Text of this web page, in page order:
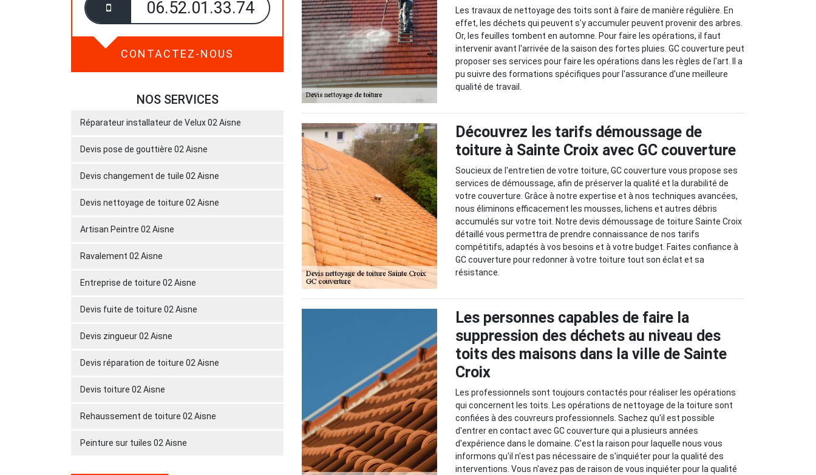
06.52.01.33.74
CONTACTEZ-NOUS
NOS SERVICES
Réparateur installateur de Velux 02 Aisne
Devis pose de gouttière 02 Aisne
Devis changement de tuile 02 Aisne
Devis nettoyage de toiture 02 Aisne
Artisan Peintre 02 Aisne
Ravalement 02 Aisne
Entreprise de toiture 02 Aisne
Devis fuite de toiture 02 Aisne
Devis zingueur 02 Aisne
Devis réparation de toiture 02 Aisne
Devis toiture 02 Aisne
Rehaussement de toiture 02 Aisne
Peinture sur tuiles 02 Aisne
Les travaux de nettoyage des toits sont à faire de manière régulière. En
effet, les déchets qui peuvent s'y accumuler peuvent provenir des arbres.
Or, les feuilles tombent en automne. Pour faire les opérations, il faut
intervenir avant l'arrivée de la saison des fortes pluies. GC couverture peut
proposer ses services pour faire les opérations dans les règles de l'art. Il a
pu suivre des formations spécifiques pour l'assurance d'une meilleure
qualité de travail.
Découvrez les tarifs démoussage de
toiture à Sainte Croix avec GC couverture
Soucieux de l'entretien de votre toiture, GC couverture vous propose ses
services de démoussage, afin de préserver la qualité et la durabilité de
votre couverture. Grâce à notre expertise et à nos techniques avancées,
nous éliminons efficacement les mousses, lichens et autres débris
accumulés sur votre toit. Notre devis démoussage de toiture Sainte Croix
détaillé vous permettra de prendre connaissance de nos tarifs
compétitifs, adaptés à vos besoins et à votre budget. Faites confiance à
GC couverture pour redonner à votre toiture tout son éclat et sa
résistance.
Les personnes capables de faire la
suppression des déchets au niveau des
toits des maisons dans la ville de Sainte
Croix
Les professionnels sont toujours contactés pour réaliser les opérations
qui concernent les toits. Les opérations de nettoyage de la toiture sont
confiées à des couvreurs professionnels. Sachez qu'il est possible
d'entrer en contact avec GC couverture qui a plusieurs années
d'expérience dans le domaine. C'est la raison pour laquelle nous vous
informons qu'il n'est pas nécessaire de s'inquiéter pour la qualité des
interventions. Vous n'avez pas de raison de vous inquiéter pour la qualité